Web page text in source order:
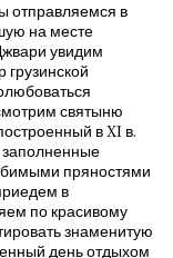
отправляемся в
на месте
увидим
святыню
в XI в.
пряностями
в
по красивому
знаменитую
день отдыхом